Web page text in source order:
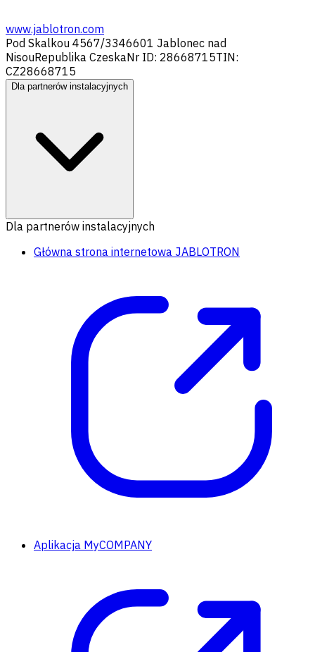
www.jablotron.com
Pod Skalkou 4567/3346601 Jablonec nad
NisouRepublika CzeskaNr ID: 28668715TIN:
CZ28668715
Dla partnerów instalacyjnych
Dla partnerów instalacyjnych
Główna strona internetowa JABLOTRON
Aplikacja MyCOMPANY